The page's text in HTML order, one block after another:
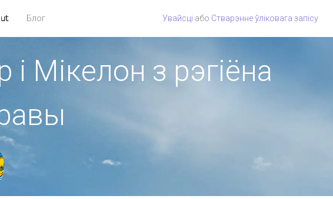
Блог Увайсці або Стварэнне ўліковага запісу
Мікелон з рэгіёна